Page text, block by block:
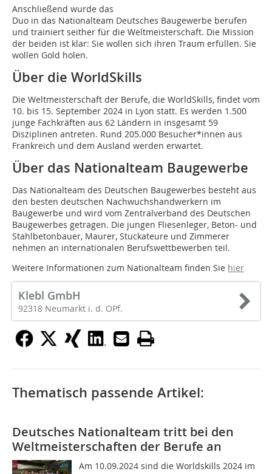
Anschließend wurde das
Duo in das Nationalteam Deutsches Baugewerbe berufen
und trainiert seither für die Weltmeisterschaft. Die Mission
der beiden ist klar: Sie wollen sich ihren Traum erfüllen. Sie
wollen Gold holen.
Über die WorldSkills
Die Weltmeisterschaft der Berufe, die WorldSkills, findet vom
10. bis 15. September 2024 in Lyon statt. Es werden 1.500
junge Fachkräften aus 62 Ländern in insgesamt 59
Disziplinen antreten. Rund 205.000 Besucher*innen aus
Frankreich und dem Ausland werden erwartet.
Über das Nationalteam Baugewerbe
Das Nationalteam des Deutschen Baugewerbes besteht aus
den besten deutschen Nachwuchshandwerkern im
Baugewerbe und wird vom Zentralverband des Deutschen
Baugewerbes getragen. Die jungen Fliesenleger, Beton- und
Stahlbetonbauer, Maurer, Stuckateure und Zimmerer
nehmen an internationalen Berufswettbewerben teil.
Weitere Informationen zum Nationalteam finden Sie hier
Klebl GmbH
92318 Neumarkt i. d. OPf.
Thematisch passende Artikel:
Deutsches Nationalteam tritt bei den
Weltmeisterschaften der Berufe an
Am 10.09.2024 sind die Worldskills 2024 im